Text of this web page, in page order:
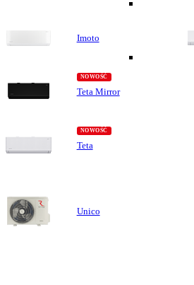
Imoto
Teta Mirror
Teta
Unico